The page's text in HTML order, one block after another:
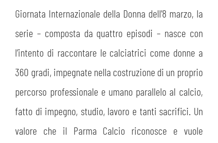
PARTNER
Giornata Internazionale della Donna dell’8 marzo, la
serie – composta da quattro episodi – nasce con
l’intento di raccontare le calciatrici come donne a
360 gradi, impegnate nella costruzione di un proprio
percorso professionale e umano parallelo al calcio,
fatto di impegno, studio, lavoro e tanti sacrifici. Un
valore che il Parma Calcio riconosce e vuole